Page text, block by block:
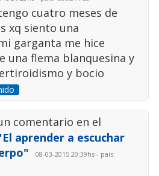
cuatro meses de
xq siento una
garganta me hice
una flema blanquesina y
y bocio
comentario en el
aprender a escuchar
08-03-2015 20:39hs - país: